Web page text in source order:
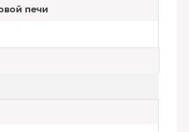
печи